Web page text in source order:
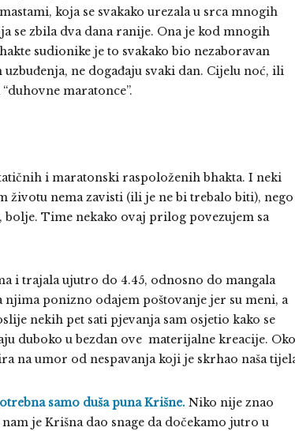
koja se svakako urezala u srca mnogih
se zbila dva dana ranije. Ona je kod mnogih
sudionike je to svakako bio nezaboravan
ne događaju svaki dan. Cijelu noć, ili
maratonce”.
i maratonski raspoloženih bhakta. I neki
nema zavisti (ili je ne bi trebalo biti), nego
Time nekako ovaj prilog povezujem sa
i trajala ujutro do 4.45, odnosno do mangala
njima ponizno odajem poštovanje jer su meni, a
nekih pet sati pjevanja sam osjetio kako se
duboko u bezdan ove materijalne kreacije. Oko
na umor od nespavanja koji je skrhao naša
samo duša puna Krišne. Niko nije znao
je Krišna dao snage da dočekamo jutro u